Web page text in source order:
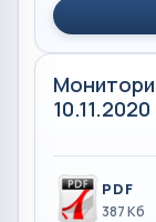
10.11.2020
PDF
387 Кб